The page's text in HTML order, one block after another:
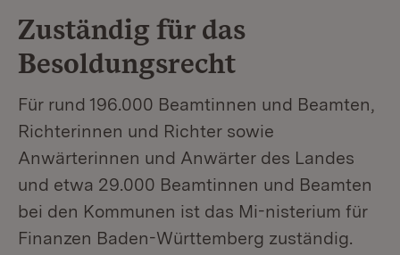
Zuständig für das
Besoldungsrecht
Für rund 196.000 Beamtinnen und Beamten,
Richterinnen und Richter sowie
Anwärterinnen und Anwärter des Landes
und etwa 29.000 Beamtinnen und Beamten
bei den Kommunen ist das Mi-nisterium für
Finanzen Baden-Württemberg zuständig.